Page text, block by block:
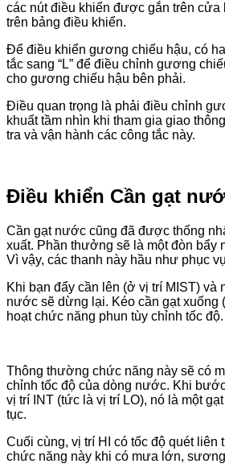
các nút điều khiển được gắn trên cửa
trên bảng điều khiển.
Để điều khiển gương chiếu hậu, có
tắc sang “L” để điều chỉnh gương
cho gương chiếu hậu bên phải.
Điều quan trọng là phải điều chỉnh
khuất tầm nhìn khi tham gia giao
tra và vận hành các công tắc này.
Điều khiển Cần gạt
Cần gạt nước cũng đã được thống
xuất. Phần thưởng sẽ là một đòn bẩy
Vì vậy, các thanh này hầu như phục
Khi bạn đẩy cần lên (ở vị trí MIST) và
nước sẽ dừng lại. Kéo cần gạt xuống
hoạt chức năng phun tùy chỉnh tốc độ.
Thông thường chức năng này sẽ có
chỉnh tốc độ của dòng nước. Khi
vị trí INT (tức là vị trí LO), nó là một
tục.
Cuối cùng, vị trí HI có tốc độ quét liên
chức năng này khi có mưa lớn,